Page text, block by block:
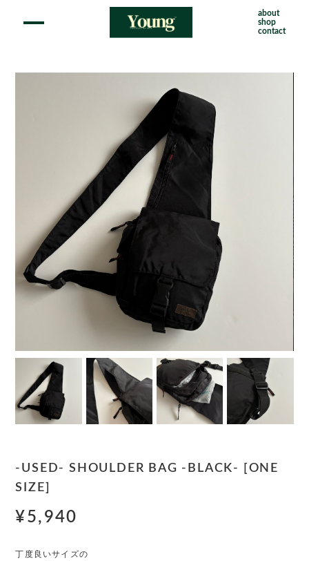
about
shop
contact
-USED- SHOULDER BAG -BLACK- [ONE
SIZE]
¥5,940
丁度良いサイズの